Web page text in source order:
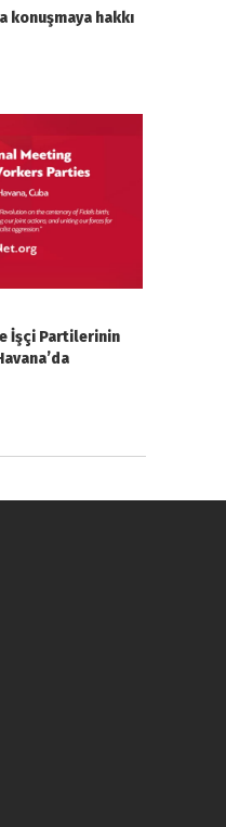
konuşmaya hakkı
İşçi Partilerinin